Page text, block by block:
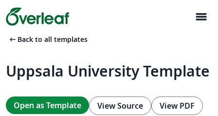
menu
arrow_left_alt Back to all templates
Uppsala University Template
Open as Template View Source View PDF